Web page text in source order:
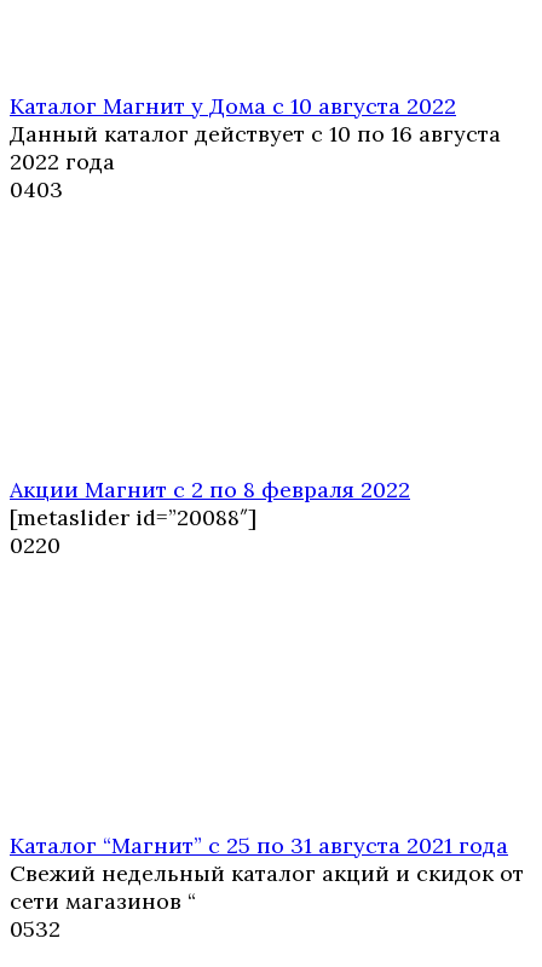
Каталог Магнит у Дома с 10 августа 2022
Данный каталог действует с 10 по 16 августа
2022 года
0403
Акции Магнит с 2 по 8 февраля 2022
[metaslider id=”20088″]
0220
Каталог “Магнит” с 25 по 31 августа 2021 года
Свежий недельный каталог акций и скидок от
сети магазинов “
0532